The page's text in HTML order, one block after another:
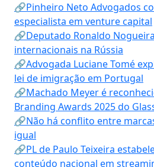
🔗Pinheiro Neto Advogados
especialista em venture capital
🔗Deputado Ronaldo
internacionais na Rússia
🔗Advogada Luciane Tomé
lei de imigração em Portugal
🔗Machado Meyer é
Branding Awards 2025 do
🔗Não há conflito entre
igual
🔗PL de Paulo Teixeira
conteúdo nacional em